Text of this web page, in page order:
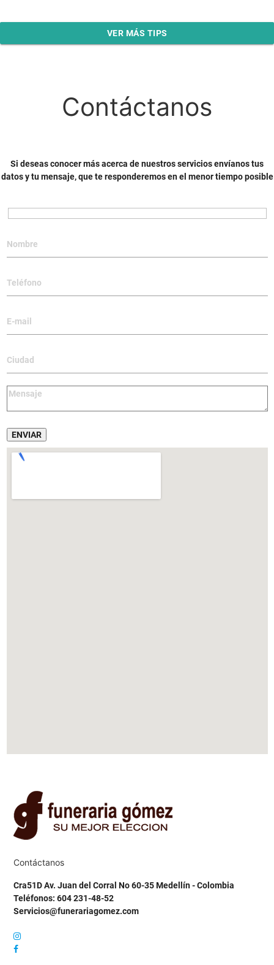
VER MÁS TIPS
Contáctanos
Si deseas conocer más acerca de nuestros servicios envíanos tus
datos y tu mensaje, que te responderemos en el menor tiempo posible
Contáctanos
Cra51D Av. Juan del Corral No 60-35 Medellín - Colombia
Teléfonos: 604 231-48-52
Servicios@funerariagomez.com